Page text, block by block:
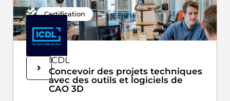
Certification
ICDL
Concevoir des projets techniques
avec des outils et logiciels de
CAO 3D